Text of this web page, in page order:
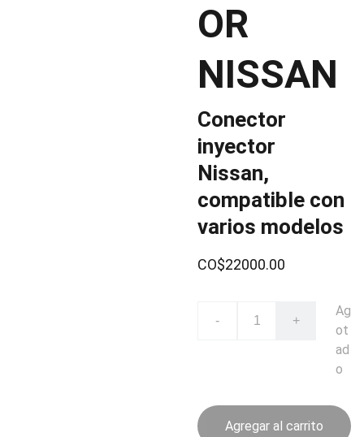
OR
NISSAN
Conector
inyector
Nissan,
compatible con
varios modelos
CO$22000.00
- +
Ag
ot
ad
o
Agregar al carrito